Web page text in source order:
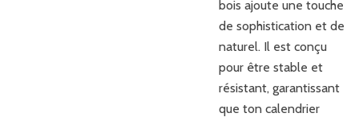
bois ajoute une touche
de sophistication et de
naturel. Il est conçu
pour être stable et
résistant, garantissant
que ton calendrier